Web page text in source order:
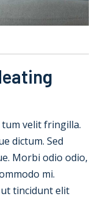
tum velit fringilla.
dictum. Sed
Morbi odio odio,
mi.
tincidunt elit